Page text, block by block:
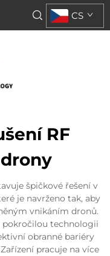
CS
RF
špičkové řešení v
je navrženo tak, aby
vnikáním dronů.
pokročilou technologii
obranné bariéry
pracuje na více